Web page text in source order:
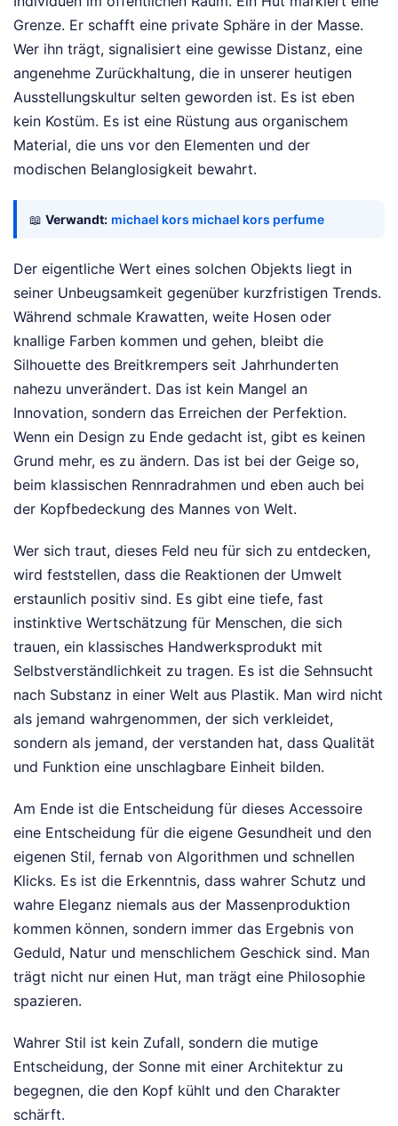
Grenze. Er schafft eine private Sphäre in der Masse.
Wer ihn trägt, signalisiert eine gewisse Distanz, eine
angenehme Zurückhaltung, die in unserer heutigen
Ausstellungskultur selten geworden ist. Es ist eben
kein Kostüm. Es ist eine Rüstung aus organischem
Material, die uns vor den Elementen und der
modischen Belanglosigkeit bewahrt.
📖 Verwandt: michael kors michael kors perfume
Der eigentliche Wert eines solchen Objekts liegt in
seiner Unbeugsamkeit gegenüber kurzfristigen Trends.
Während schmale Krawatten, weite Hosen oder
knallige Farben kommen und gehen, bleibt die
Silhouette des Breitkrempers seit Jahrhunderten
nahezu unverändert. Das ist kein Mangel an
Innovation, sondern das Erreichen der Perfektion.
Wenn ein Design zu Ende gedacht ist, gibt es keinen
Grund mehr, es zu ändern. Das ist bei der Geige so,
beim klassischen Rennradrahmen und eben auch bei
der Kopfbedeckung des Mannes von Welt.
Wer sich traut, dieses Feld neu für sich zu entdecken,
wird feststellen, dass die Reaktionen der Umwelt
erstaunlich positiv sind. Es gibt eine tiefe, fast
instinktive Wertschätzung für Menschen, die sich
trauen, ein klassisches Handwerksprodukt mit
Selbstverständlichkeit zu tragen. Es ist die Sehnsucht
nach Substanz in einer Welt aus Plastik. Man wird nicht
als jemand wahrgenommen, der sich verkleidet,
sondern als jemand, der verstanden hat, dass Qualität
und Funktion eine unschlagbare Einheit bilden.
Am Ende ist die Entscheidung für dieses Accessoire
eine Entscheidung für die eigene Gesundheit und den
eigenen Stil, fernab von Algorithmen und schnellen
Klicks. Es ist die Erkenntnis, dass wahrer Schutz und
wahre Eleganz niemals aus der Massenproduktion
kommen können, sondern immer das Ergebnis von
Geduld, Natur und menschlichem Geschick sind. Man
trägt nicht nur einen Hut, man trägt eine Philosophie
spazieren.
Wahrer Stil ist kein Zufall, sondern die mutige
Entscheidung, der Sonne mit einer Architektur zu
begegnen, die den Kopf kühlt und den Charakter
schärft.